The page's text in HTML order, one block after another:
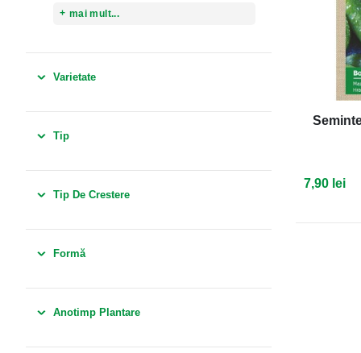
7,90 lei
mai mult...
Varietate
Tip
Tip De Crestere
Formă
Anotimp Plantare